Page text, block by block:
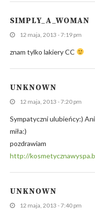
SIMPLY_A_WOMAN
12 maja, 2013 - 7:19 pm
znam tylko lakiery CC
UNKNOWN
12 maja, 2013 - 7:20 pm
Sympatyczni ulubieńcy:)
miła:)
pozdrawiam
http://
UNKNOWN
12 maja, 2013 - 7:40 pm